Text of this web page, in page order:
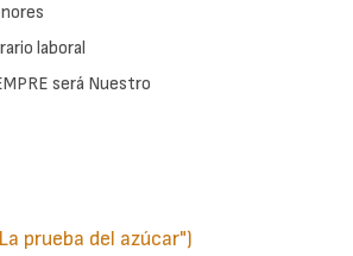
laboral
será Nuestro
prueba del azúcar")